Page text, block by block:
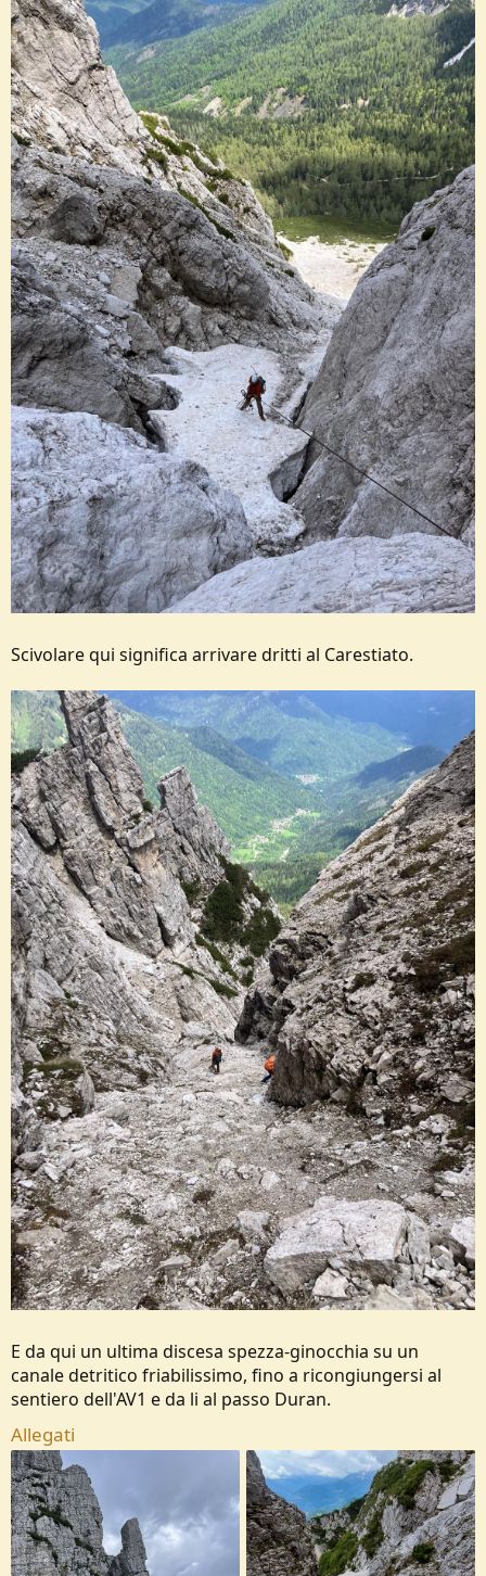
Scivolare qui significa arrivare dritti al Carestiato.
E da qui un ultima discesa spezza-ginocchia su un
canale detritico friabilissimo, fino a ricongiungersi al
sentiero dell'AV1 e da li al passo Duran.
Allegati